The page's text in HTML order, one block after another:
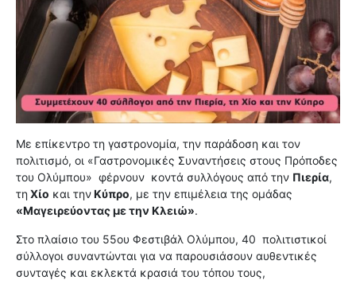
Με επίκεντρο τη γαστρονομία, την παράδοση και τον
πολιτισμό, οι «Γαστρονομικές Συναντήσεις στους Πρόποδες
του Ολύμπου» φέρνουν κοντά συλλόγους από την Πιερία,
τηΧίο και τηνΚύπρο, με την επιμέλεια της ομάδας
«Μαγειρεύοντας με την Κλειώ».
Στο πλαίσιο του 55ου Φεστιβάλ Ολύμπου, 40 πολιτιστικοί
σύλλογοι συναντώνται για να παρουσιάσουν αυθεντικές
συνταγές και εκλεκτά κρασιά του τόπου τους,